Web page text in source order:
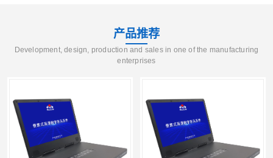
产品推荐
Development, design, production and sales in one of the manufacturing
enterprises